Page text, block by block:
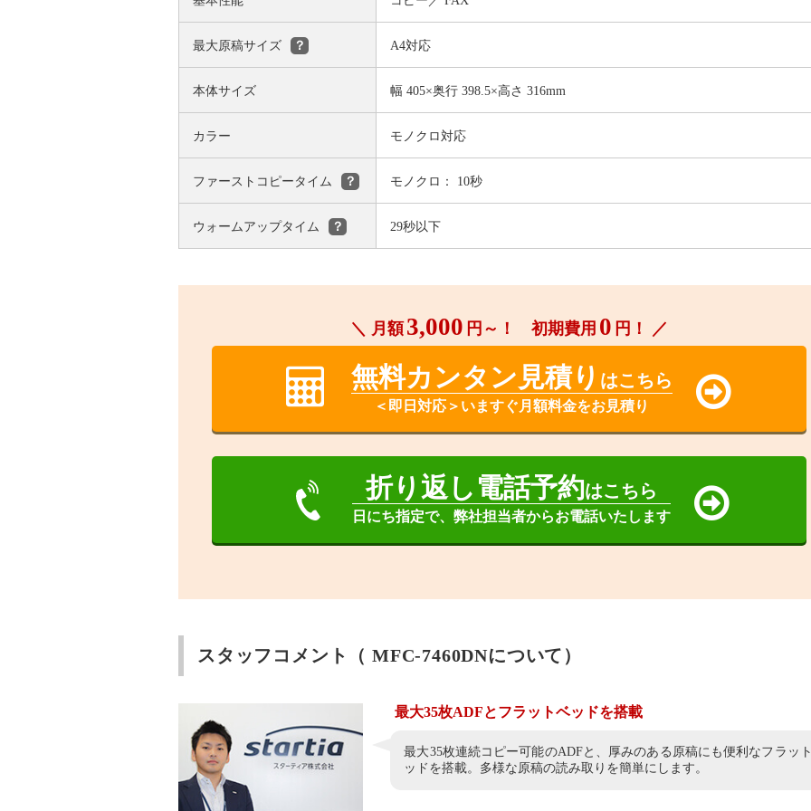
最大原稿サイズ ？ A4対応
本体サイズ 幅 405×奥行 398.5×高さ 316mm
カラー モノクロ対応
ファーストコピータイム ？ モノクロ： 10秒
ウォームアップタイム ？ 29秒以下
＼ 月額 3,000 円～！ 初期費用 0 円！ ／
無料カンタン見積り はこちら
＜即日対応＞いますぐ月額料金をお見積り
折り返し電話予約はこちら
日にち指定で、弊社担当者からお電話いたします
スタッフコメント（ MFC-7460DNについて）
最大35枚ADFとフラットベッドを搭載
最大35枚連続コピー可能のADFと、厚みのある原稿にも便利なフラッ
ッドを搭載。多様な原稿の読み取りを簡単にします。